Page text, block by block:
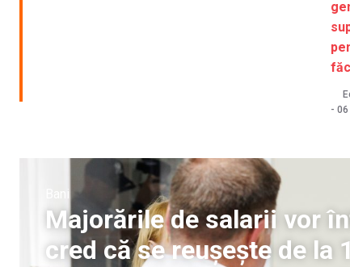
- 06
Majorările de salarii vor
cred că se reușește de la